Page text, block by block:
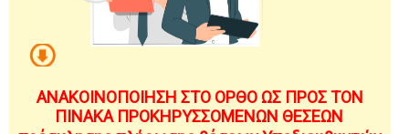
ΑΝΑΚΟΙΝΟΠΟΙΗΣΗ ΣΤΟ ΟΡΘΟ ΩΣ ΠΡΟΣ ΤΟΝ
ΠΙΝΑΚΑ ΠΡΟΚΗΡΥΣΣΟΜΕΝΩΝ ΘΕΣΕΩΝ